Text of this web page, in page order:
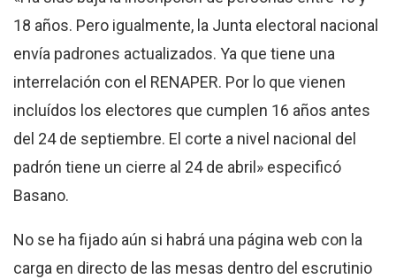
18 años. Pero igualmente, la Junta electoral nacional
envía padrones actualizados. Ya que tiene una
interrelación con el RENAPER. Por lo que vienen
incluídos los electores que cumplen 16 años antes
del 24 de septiembre. El corte a nivel nacional del
padrón tiene un cierre al 24 de abril» especificó
Basano.
No se ha fijado aún si habrá una página web con la
carga en directo de las mesas dentro del escrutinio